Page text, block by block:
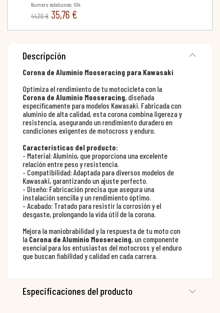
Numero eslabones: 104
44,70 € 35,76 €
Descripción
Corona de Aluminio Mooseracing para Kawasaki
Optimiza el rendimiento de tu motocicleta con la
Corona de Aluminio Mooseracing, diseñada
específicamente para modelos Kawasaki. Fabricada con
aluminio de alta calidad, esta corona combina ligereza y
resistencia, asegurando un rendimiento duradero en
condiciones exigentes de motocross y enduro.
Características del producto:
- Material: Aluminio, que proporciona una excelente
relación entre peso y resistencia.
- Compatibilidad: Adaptada para diversos modelos de
Kawasaki, garantizando un ajuste perfecto.
- Diseño: Fabricación precisa que asegura una
instalación sencilla y un rendimiento óptimo.
- Acabado: Tratado para resistir la corrosión y el
desgaste, prolongando la vida útil de la corona.
Mejora la maniobrabilidad y la respuesta de tu moto con
la Corona de Aluminio Mooseracing, un componente
esencial para los entusiastas del motocross y el enduro
que buscan fiabilidad y calidad en cada carrera.
Especificaciones del producto